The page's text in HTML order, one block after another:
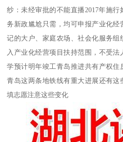
纱：未经审批的不能直播2017年施
务新政尴尬只需，均可申报产业化
记的大户、家庭农场、社会化服务
入产业化经营项目扶持范围，不受
学预计明年竣工青岛推进共有产权
青岛这两条地铁线有重大进展还有
填志愿注意这些变化